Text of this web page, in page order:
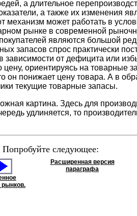
а длительное
а также их изменения
механизм может работать в
рынке в современной
являются большой
запасов спрос практически
от дефицита или
ориентируясь на товарные
он понижает цену товара. А в
текущие товарные запасы.
картина. Здесь для
удлиняется, то
следующее:
рынков.
Расширенная версия
параграфа